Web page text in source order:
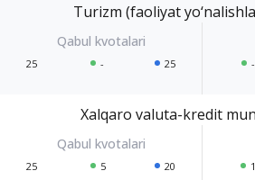
Turizm (faoliyat
25 - 25 -
Xalqaro valuta-kredit
25 5 20